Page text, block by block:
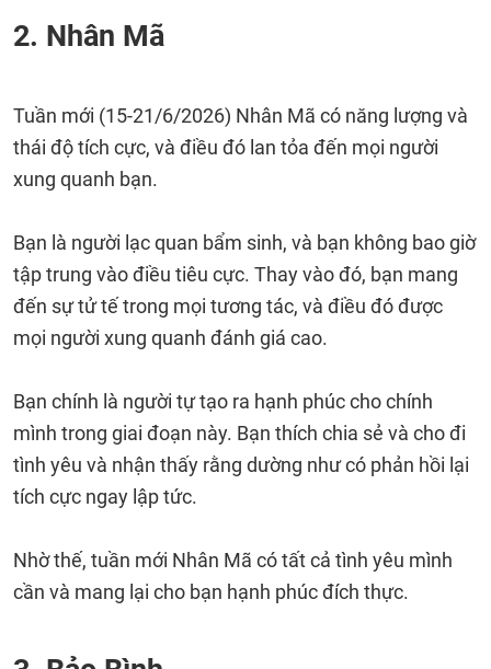
2. Nhân Mã
Tuần mới (15-21/6/2026) Nhân Mã có năng lượng và
thái độ tích cực, và điều đó lan tỏa đến mọi người
xung quanh bạn.
Bạn là người lạc quan bẩm sinh, và bạn không bao giờ
tập trung vào điều tiêu cực. Thay vào đó, bạn mang
đến sự tử tế trong mọi tương tác, và điều đó được
mọi người xung quanh đánh giá cao.
Bạn chính là người tự tạo ra hạnh phúc cho chính
mình trong giai đoạn này. Bạn thích chia sẻ và cho đi
tình yêu và nhận thấy rằng dường như có phản hồi lại
tích cực ngay lập tức.
Nhờ thế, tuần mới Nhân Mã có tất cả tình yêu mình
cần và mang lại cho bạn hạnh phúc đích thực.